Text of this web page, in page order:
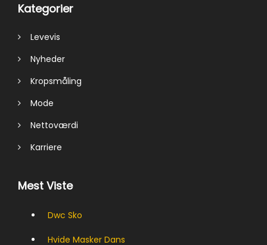
Kategorier
Levevis
Nyheder
Kropsmåling
Mode
Nettoværdi
Karriere
Mest Viste
Dwc Sko
Hvide Masker Dans